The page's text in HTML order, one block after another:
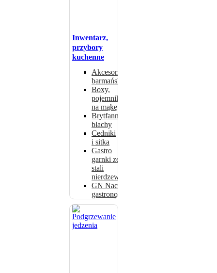
Inwentarz,
przybory
kuchenne
Akcesoria
barmańskie
Boxy,
pojemniki
na mąkę
Brytfanny,
blachy
Cedniki
i sitka
Gastro
garnki ze
stali
nierdzewnej
GN Naczynia
gastronomiczne